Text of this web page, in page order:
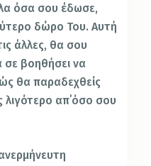
όσα σου έδωσε,
δώρο Του. Αυτή
άλλες, θα σου
σε βοηθήσει να
θα παραδεχθείς
απ΄όσο σου